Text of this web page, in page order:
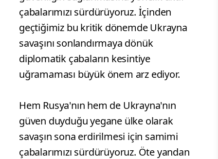
çabalarımızı sürdürüyoruz. İçinden
geçtiğimiz bu kritik dönemde Ukrayna
savaşını sonlandırmaya dönük
diplomatik çabaların kesintiye
uğramaması büyük önem arz ediyor.
Hem Rusya'nın hem de Ukrayna'nın
güven duyduğu yegane ülke olarak
savaşın sona erdirilmesi için samimi
çabalarımızı sürdürüyoruz. Öte yandan